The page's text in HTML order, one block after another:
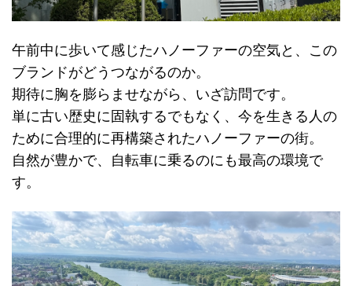
午前中に歩いて感じたハノーファーの空気と、この
ブランドがどうつながるのか。
期待に胸を膨らませながら、いざ訪問です。
単に古い歴史に固執するでもなく、今を生きる人の
ために合理的に再構築されたハノーファーの街。
自然が豊かで、自転車に乗るのにも最高の環境で
す。